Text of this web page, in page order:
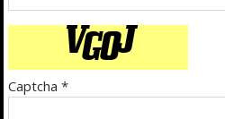
Captcha *